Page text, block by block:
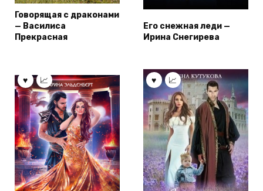
Говорящая с драконами
— Василиса
Прекрасная
Его снежная леди —
Ирина Снегирева